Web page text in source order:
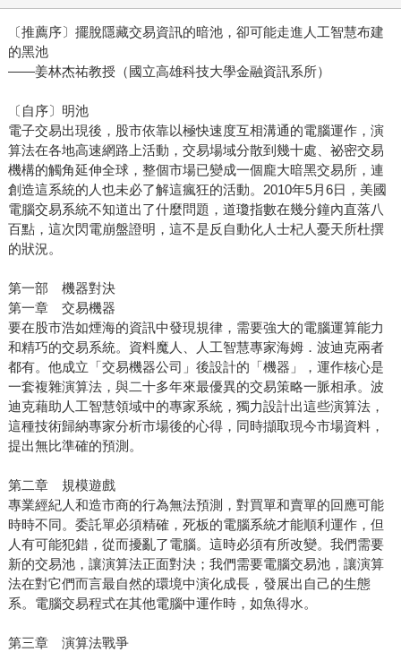
〔推薦序〕擺脫隱藏交易資訊的暗池，卻可能走進人工智慧布建
的黑池
——姜林杰祐教授（國立高雄科技大學金融資訊系所）
〔自序〕明池
電子交易出現後，股市依靠以極快速度互相溝通的電腦運作，演
算法在各地高速網路上活動，交易場域分散到幾十處、祕密交易
機構的觸角延伸全球，整個市場已變成一個龐大暗黑交易所，連
創造這系統的人也未必了解這瘋狂的活動。2010年5月6日，美國
電腦交易系統不知道出了什麼問題，道瓊指數在幾分鐘內直落八
百點，這次閃電崩盤證明，這不是反自動化人士杞人憂天所杜撰
的狀況。
第一部 機器對決
第一章 交易機器
要在股市浩如煙海的資訊中發現規律，需要強大的電腦運算能力
和精巧的交易系統。資料魔人、人工智慧專家海姆．波迪克兩者
都有。他成立「交易機器公司」後設計的「機器」，運作核心是
一套複雜演算法，與二十多年來最優異的交易策略一脈相承。波
迪克藉助人工智慧領域中的專家系統，獨力設計出這些演算法，
這種技術歸納專家分析市場後的心得，同時擷取現今市場資料，
提出無比準確的預測。
第二章 規模遊戲
專業經紀人和造市商的行為無法預測，對買單和賣單的回應可能
時時不同。委託單必須精確，死板的電腦系統才能順利運作，但
人有可能犯錯，從而擾亂了電腦。這時必須有所改變。我們需要
新的交易池，讓演算法正面對決；我們需要電腦交易池，讓演算
法在對它們而言最自然的環境中演化成長，發展出自己的生態
系。電腦交易程式在其他電腦中運作時，如魚得水。
第三章 演算法戰爭